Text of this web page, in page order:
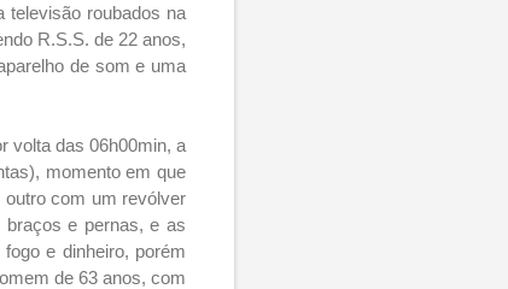
televisão roubados na
R.S.S. de 22 anos,
de som e uma
volta das 06h00min, a
momento em que
com um revólver
e pernas, e as
e dinheiro, porém
de 63 anos, com